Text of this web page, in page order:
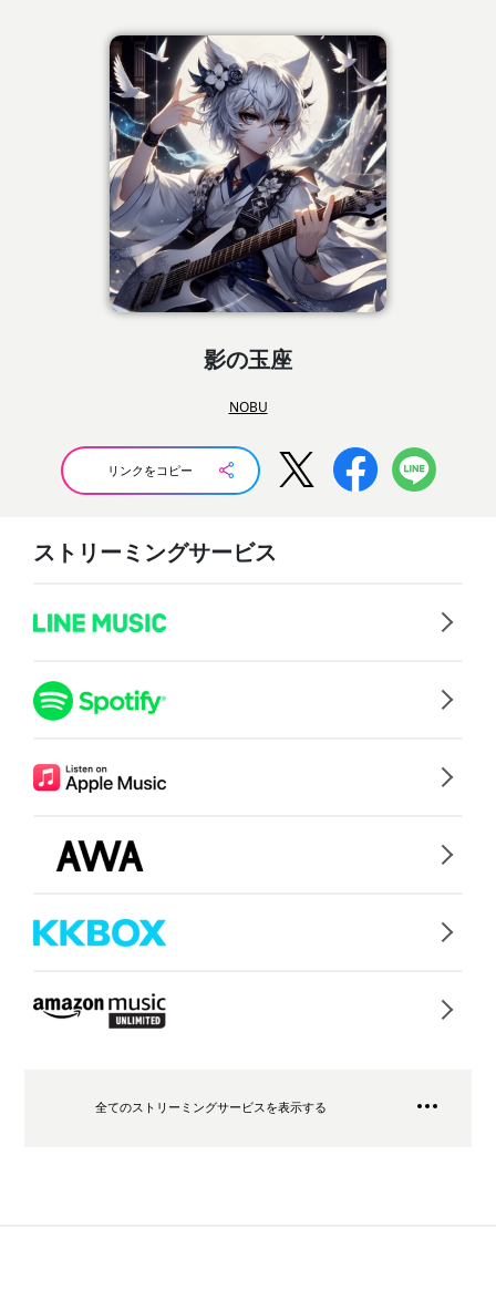
影の玉座
NOBU
リンクをコピー
ストリーミングサービス
全てのストリーミングサービスを表示する